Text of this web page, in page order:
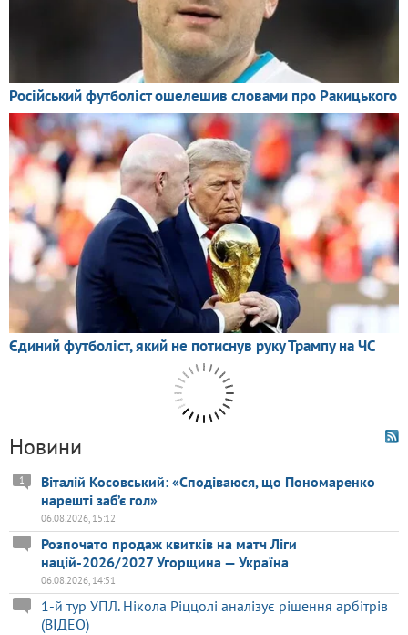
Новини
Віталій Косовський: «Сподіваюся, що Пономаренко
нарешті заб’є гол»
1
06.08.2026, 15:12
Розпочато продаж квитків на матч Ліги
націй-2026/2027 Угорщина — Україна
06.08.2026, 14:51
1-й тур УПЛ. Нікола Ріццолі аналізує рішення арбітрів
(ВІДЕО)